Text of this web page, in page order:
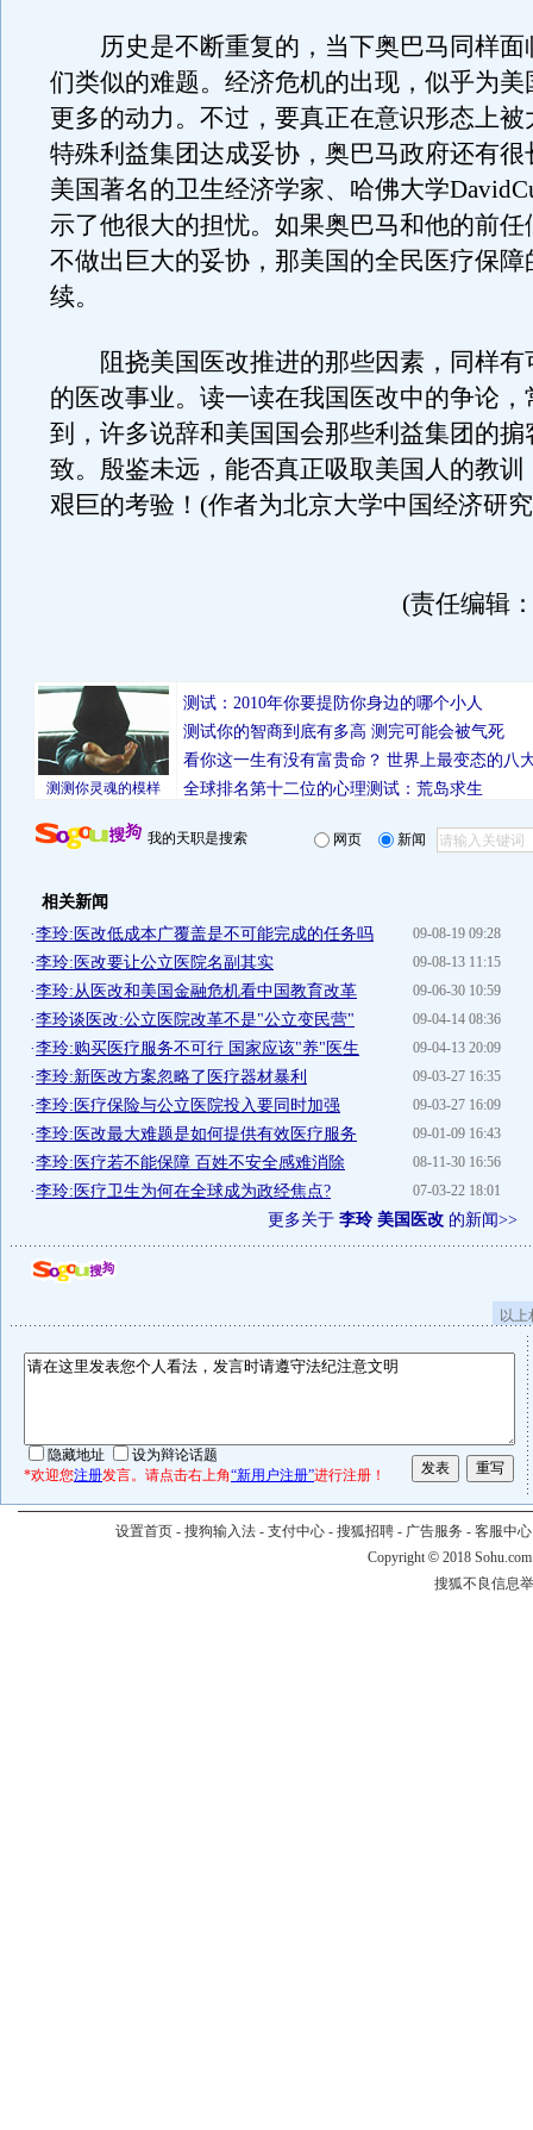
历史是不断重复的，当下奥巴马同样面
们类似的难题。经济危机的出现，似乎为美
更多的动力。不过，要真正在意识形态上被
特殊利益集团达成妥协，奥巴马政府还有很
美国著名的卫生经济学家、哈佛大学
示了他很大的担忧。如果奥巴马和他的前任
不做出巨大的妥协，那美国的全民医疗保障
续。
阻挠美国医改推进的那些因素，同样有
的医改事业。读一读在我国医改中的争论，
到，许多说辞和美国国会那些利益集团的掮
致。殷鉴未远，能否真正吸取美国人的教训
艰巨的考验！(作者为北京大学中国经济研
(责任编辑
测测你灵魂的模样
测试：2010年你要提防你身边的哪个小人
测试你的智商到底有多高 测完可能会被气死
看你这一生有没有富贵命？ 世界上最变态的八
全球排名第十二位的心理测试：荒岛求生
我的天职是搜索 网页 新闻
相关新闻
09-08-19 09:28
·李玲:医改低成本广覆盖是不可能完成的任务吗
09-08-13 11:15
·李玲:医改要让公立医院名副其实
09-06-30 10:59
·李玲:从医改和美国金融危机看中国教育改革
09-04-14 08:36
·李玲谈医改:公立医院改革不是"公立变民营"
09-04-13 20:09
·李玲:购买医疗服务不可行 国家应该"养"医生
09-03-27 16:35
·李玲:新医改方案忽略了医疗器材暴利
09-03-27 16:09
·李玲:医疗保险与公立医院投入要同时加强
09-01-09 16:43
·李玲:医改最大难题是如何提供有效医疗服务
08-11-30 16:56
·李玲:医疗若不能保障 百姓不安全感难消除
07-03-22 18:01
·李玲:医疗卫生为何在全球成为政经焦点?
更多关于 李玲 美国医改 的新闻>>
以
隐藏地址
设为辩论话题
*欢迎您注册发言。请点击右上角“新用户注册”进行注册！
设置首页- 搜狗输入法- 支付中心- 搜狐招聘- 广告服务 - 客服中心
Copyright © 2018
搜狐不良信息